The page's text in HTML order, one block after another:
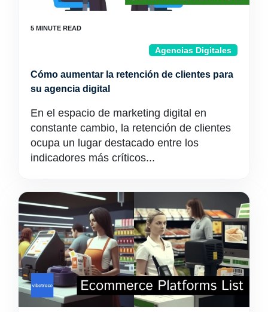
Agencias Digitales
Cómo aumentar la retención de clientes para
su agencia digital
En el espacio de marketing digital en
constante cambio, la retención de clientes
ocupa un lugar destacado entre los
indicadores más críticos...